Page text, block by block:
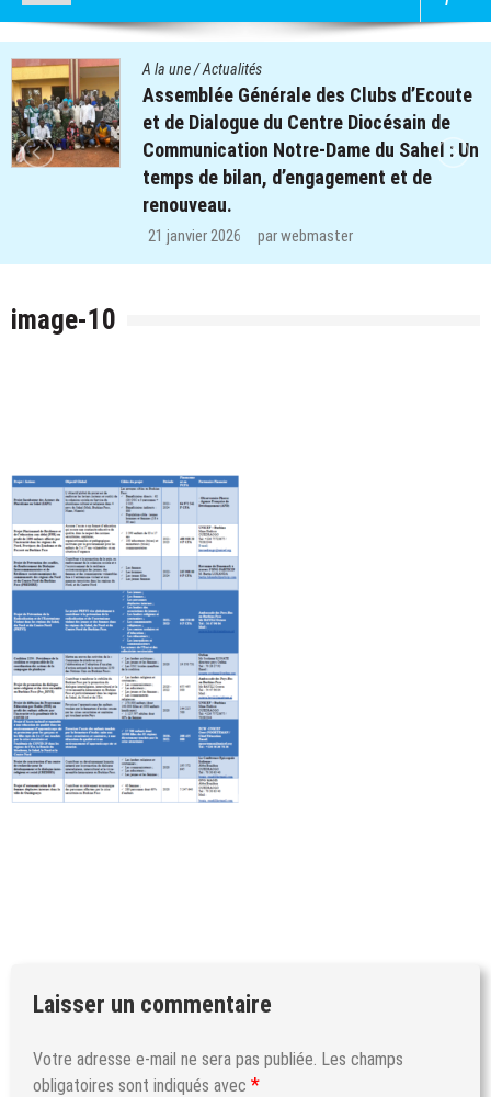
A la une/Actualités
Assemblée Générale des Clubs d’Ecoute
et de Dialogue du Centre Diocésain de
Communication Notre-Dame du Sahel : Un
temps de bilan, d’engagement et de
renouveau.
21 janvier 2026 parwebmaster
image-10
Laisser un commentaire
Votre adresse e-mail ne sera pas publiée. Les champs
obligatoires sont indiqués avec *